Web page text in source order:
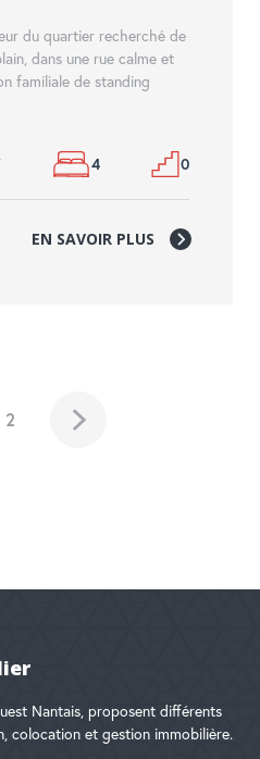
du quartier recherché de
dans une rue calme et
familiale de standing
4 0
EN SAVOIR PLUS
2
Nantais, proposent différents
colocation et gestion immobilière.